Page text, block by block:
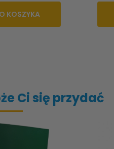
KOSZYKA
Ci się przydać